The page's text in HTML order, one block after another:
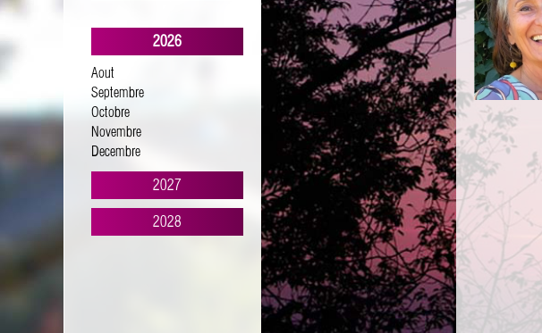
2026
Aout
Septembre
Octobre
Novembre
Decembre
2027
2028